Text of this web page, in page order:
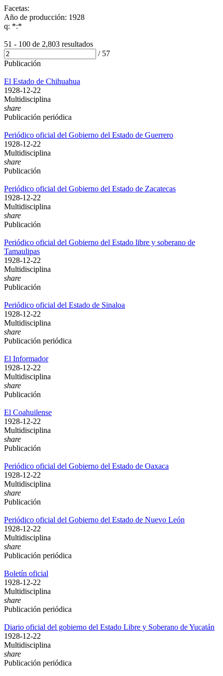
Facetas:
Año de producción: 1928
q: *:*
51 - 100 de 2,803 resultados
/ 57
Publicación
El Estado de Chihuahua
1928-12-22
Multidisciplina
share
Publicación periódica
Periódico oficial del Gobierno del Estado de Guerrero
1928-12-22
Multidisciplina
share
Publicación
Periódico oficial del Gobierno del Estado de Zacatecas
1928-12-22
Multidisciplina
share
Publicación
Periódico oficial del Gobierno del Estado libre y soberano de
Tamaulipas
1928-12-22
Multidisciplina
share
Publicación
Periódico oficial del Estado de Sinaloa
1928-12-22
Multidisciplina
share
Publicación periódica
El Informador
1928-12-22
Multidisciplina
share
Publicación
El Coahuilense
1928-12-22
Multidisciplina
share
Publicación
Periódico oficial del Gobierno del Estado de Oaxaca
1928-12-22
Multidisciplina
share
Publicación
Periódico oficial del Gobierno del Estado de Nuevo León
1928-12-22
Multidisciplina
share
Publicación periódica
Boletín oficial
1928-12-22
Multidisciplina
share
Publicación periódica
Diario oficial del gobierno del Estado Libre y Soberano de Yucatán
1928-12-22
Multidisciplina
share
Publicación periódica